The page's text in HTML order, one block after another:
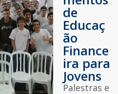
de
Educaç
ão
Finance
ira para
Jovens
Palestras e